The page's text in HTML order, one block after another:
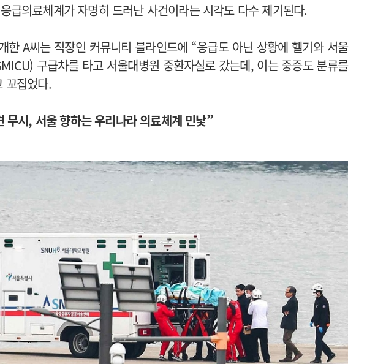
급의료체계가 자명히 드러난 사건이라는 시각도 다수 제기된다.
한 A씨는 직장인 커뮤니티 블라인드에 “응급도 아닌 상황에 헬기와 서울
구급차를 타고 서울대병원 중환자실로 갔는데, 이는 중증도 분류를
꼬집었다.
무시, 서울 향하는 우리나라 의료체계 민낯”